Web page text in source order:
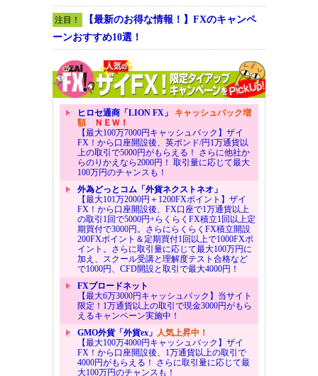
注目！
【最新のお得な情報！】FXのキャンペ
ーンおすすめ10選！
ヒロセ通商「LION FX」 キャッシュバック増
額ＮＥＷ！
【最大100万7000円キャッシュバック】ザイ
FX！から口座開設後、英ポンド/円1万通貨以
上の取引で5000円がもらえる！ さらに他社か
らのりかえなら2000円！ 取引量に応じて最大
100万円のチャンスも！
外為どっとコム「外貨ネクストネオ」
【最大101万2000円＋1200FXポイント】ザイ
FX！から口座開設後、FX口座で1万通貨以上
の取引1回で5000円+らくらくFX積立1回以上定
期買付で3000円。さらにらくらくFX積立開設
200FXポイント＆定期買付1回以上で1000FXポ
イント。さらに取引量に応じて最大100万円に
加え、スクール受講と理解度テスト合格など
で1000円、CFD開設と取引で最大4000円！
FXブロードネット
【最大6万3000円キャッシュバック】当サイト
限定！1万通貨以上の取引で現金3000円がもら
えるキャンペーン実施中！
GMO外貨「外貨ex」 人気上昇中！
【最大100万4000円キャッシュバック】ザイ
FX！から口座開設後、1万通貨以上の取引で
4000円がもらえる！ さらに取引量に応じて最
大100万円のチャンスも！